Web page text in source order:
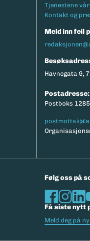
Tjenestene
Kontakt og
Meld inn feil
Havnegata 9,
Postadresse:
Postboks
Følg oss på
Få siste nytt
Meld deg på